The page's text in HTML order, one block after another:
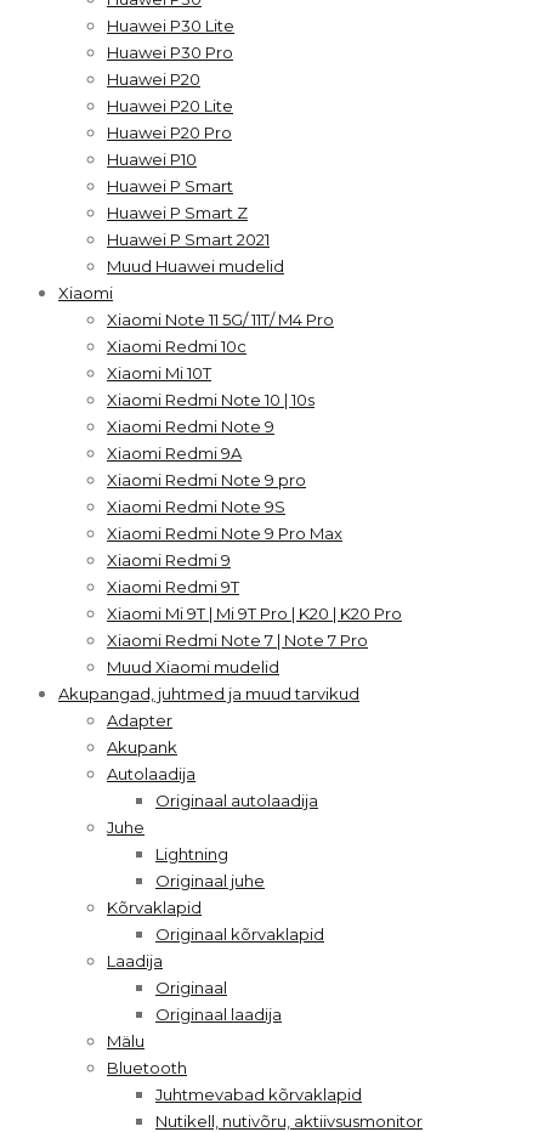
Huawei P30 Lite
Huawei P30 Pro
Huawei P20
Huawei P20 Lite
Huawei P20 Pro
Huawei P10
Huawei P Smart
Huawei P Smart Z
Huawei P Smart 2021
Muud Huawei mudelid
Xiaomi
Xiaomi Note 11 5G/ 11T/ M4 Pro
Xiaomi Redmi 10c
Xiaomi Mi 10T
Xiaomi Redmi Note 10 | 10s
Xiaomi Redmi Note 9
Xiaomi Redmi 9A
Xiaomi Redmi Note 9 pro
Xiaomi Redmi Note 9S
Xiaomi Redmi Note 9 Pro Max
Xiaomi Redmi 9
Xiaomi Redmi 9T
Xiaomi Mi 9T | Mi 9T Pro | K20 | K20 Pro
Xiaomi Redmi Note 7 | Note 7 Pro
Muud Xiaomi mudelid
Akupangad, juhtmed ja muud tarvikud
Adapter
Akupank
Autolaadija
Originaal autolaadija
Juhe
Lightning
Originaal juhe
Kõrvaklapid
Originaal kõrvaklapid
Laadija
Originaal
Originaal laadija
Mälu
Bluetooth
Juhtmevabad kõrvaklapid
Nutikell, nutivõru, aktiivsusmonitor